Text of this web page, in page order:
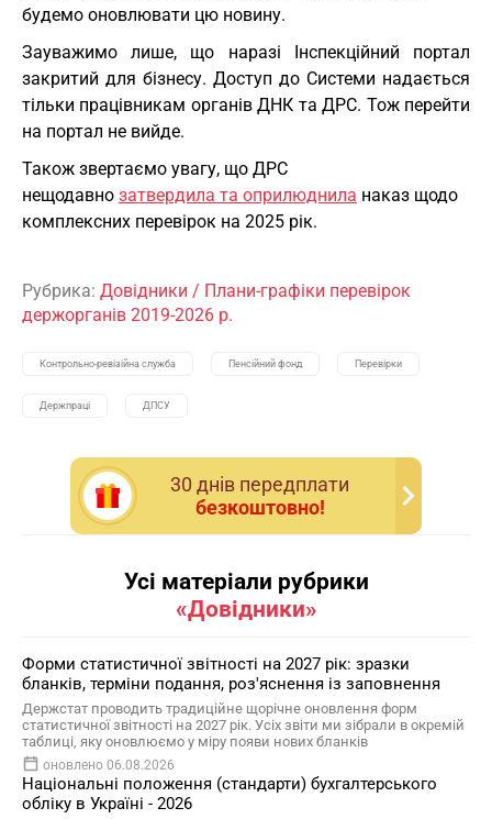
будемо оновлювати цю новину.
Зауважимо лише, що наразі Інспекційний портал
закритий для бізнесу. Доступ до Системи надається
тільки працівникам органів ДНК та ДРС. Тож перейти
на портал не вийде.
Також звертаємо увагу, що ДРС
нещодавно затвердила та оприлюднила наказ щодо
комплексних перевірок на 2025 рік.
Рубрика: Довідники / Плани-графіки перевірок
держорганів 2019-2026 р.
Контрольно-ревізійна служба Пенсійний фонд Перевірки
Держпраці ДПСУ
30 днiв передплати
безкоштовно!
Усі матеріали рубрики
«Довідники»
Форми статистичної звітності на 2027 рік: зразки
бланків, терміни подання, роз'яснення із заповнення
Держстат проводить традиційне щорічне оновлення форм
статистичної звітності на 2027 рік. Усіх звіти ми зібрали в окремій
таблиці, яку оновлюємо у міру появи нових бланків
оновлено 06.08.2026
Національні положення (стандарти) бухгалтерського
обліку в Україні - 2026